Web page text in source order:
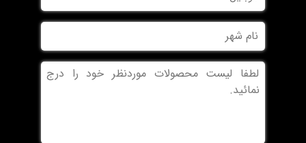
نام
شهر
بدون
عنوان